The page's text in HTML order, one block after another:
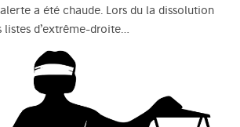
a été chaude. Lors du la dissolution
listes d’extrême-droite…